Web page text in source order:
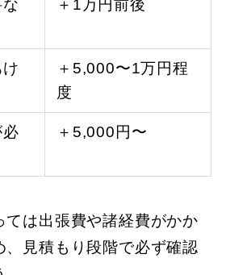
＋1万円前後
＋5,000〜1万円程
度
＋5,000円〜
ては出張費や諸経費がかか
、見積もり段階で必ず確認